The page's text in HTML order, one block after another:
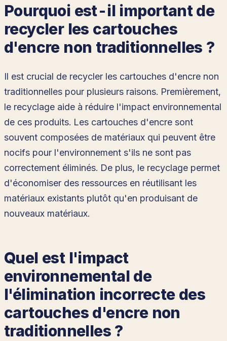
Pourquoi est-il important de
recycler les cartouches
d'encre non traditionnelles ?
Il est crucial de recycler les cartouches d'encre non
traditionnelles pour plusieurs raisons. Premièrement,
le recyclage aide à réduire l'impact environnemental
de ces produits. Les cartouches d'encre sont
souvent composées de matériaux qui peuvent être
nocifs pour l'environnement s'ils ne sont pas
correctement éliminés. De plus, le recyclage permet
d'économiser des ressources en réutilisant les
matériaux existants plutôt qu'en produisant de
nouveaux matériaux.
Quel est l'impact
environnemental de
l'élimination incorrecte des
cartouches d'encre non
traditionnelles ?